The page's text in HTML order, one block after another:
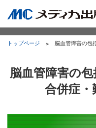
トップページ 脳血管障害の包
脳血管障害の
合併症・